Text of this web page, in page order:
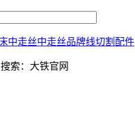
中走丝中走丝品牌线切割配件
搜索：大铁官网